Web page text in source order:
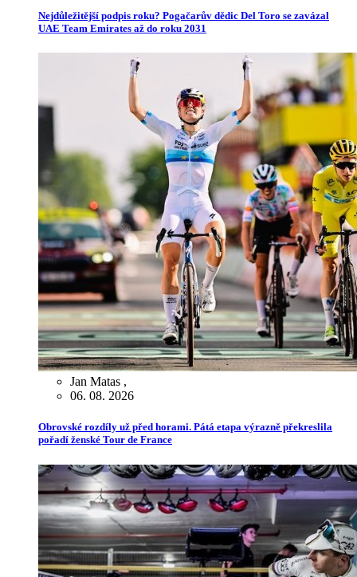
Nejdůležitější podpis roku? Pogačarův dědic Del Toro se zavázal
UAE Team Emirates až do roku 2031
Jan Matas ,
06. 08. 2026
Obrovské rozdíly už před horami. Pátá etapa výrazně překreslila
pořadí ženské Tour de France